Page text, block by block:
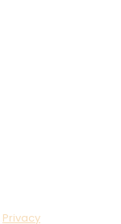
Privacy